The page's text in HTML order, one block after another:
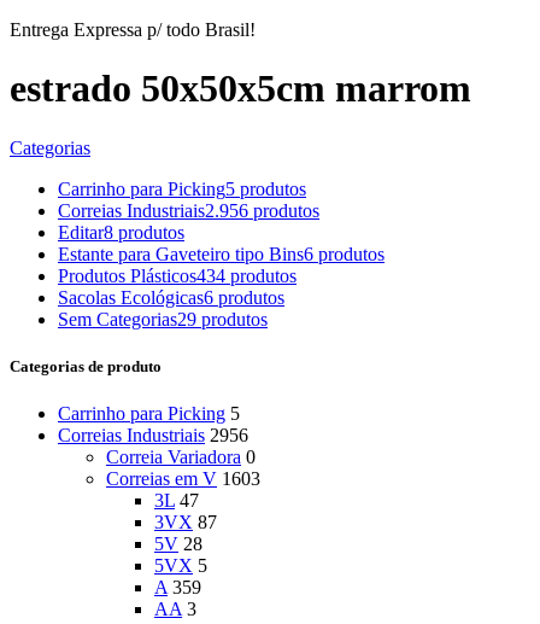
Entrega Expressa p/ todo Brasil!
estrado 50x50x5cm marrom
Categorias
Carrinho para Picking5 produtos
Correias Industriais2.956 produtos
Editar8 produtos
Estante para Gaveteiro tipo Bins6 produtos
Produtos Plásticos434 produtos
Sacolas Ecológicas6 produtos
Sem Categorias29 produtos
Categorias de produto
Carrinho para Picking 5
Correias Industriais 2956
Correia Variadora 0
Correias em V 1603
3L 47
3VX 87
5V 28
5VX 5
A 359
AA 3